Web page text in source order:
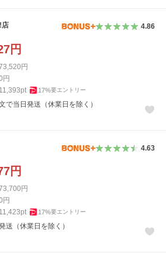
店 4.86
円
円
円
11,393pt 17%要エントリー
で当日発送（休業日を除く）
4.63
円
円
円
11,423pt 17%要エントリー
送（休業日を除く）